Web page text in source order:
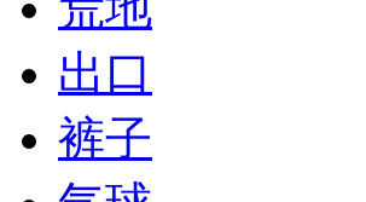
出口
裤子